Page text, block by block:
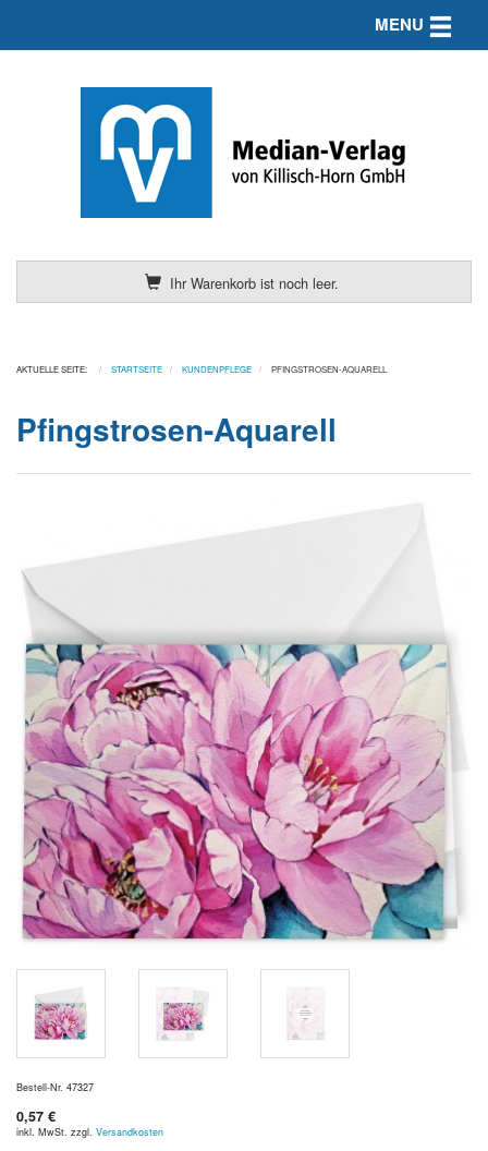
Ihr Warenkorb ist noch leer.
MENU Toggle
AKTUELLE SEITE: STARTSEITE KUNDENPFLEGE PFINGSTROSEN-AQUARELL
Pfingstrosen-Aquarell
Bestell-Nr. 47327
0,57 €
inkl. MwSt. zzgl. Versandkosten